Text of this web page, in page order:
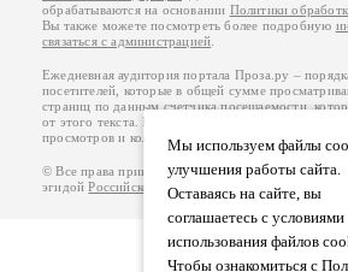
Мы используем файлы
улучшения работы сайта.
Оставаясь на сайте, вы
соглашаетесь с условиями
использования файлов
Чтобы ознакомиться с
обрабатываются на основании Политики
Вы также можете посмотреть более подробную
связаться с администрацией
Ежедневная аудитория портала Проза.ру –
посетителей, которые в общей сумме
страниц по данным счетчика посещаемости,
от этого текста. В каждой графе указано по две
просмотров и количество посетителей.
© Все права принадлежат авторам, 2000-2026.
эгидойРоссийского союза писателей 18+